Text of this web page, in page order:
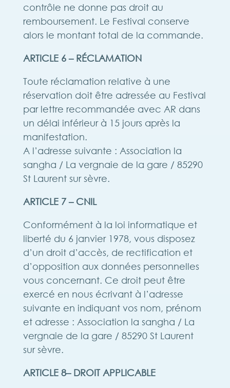
contrôle ne donne pas droit au
remboursement. Le Festival conserve
alors le montant total de la commande.
ARTICLE 6 – RÉCLAMATION
Toute réclamation relative à une
réservation doit être adressée au Festival
par lettre recommandée avec AR dans
un délai inférieur à 15 jours après la
manifestation.
A l’adresse suivante : Association la
sangha / La vergnaie de la gare / 85290
St Laurent sur sèvre.
ARTICLE 7 – CNIL
Conformément à la loi informatique et
liberté du 6 janvier 1978, vous disposez
d’un droit d’accès, de rectification et
d’opposition aux données personnelles
vous concernant. Ce droit peut être
exercé en nous écrivant à l’adresse
suivante en indiquant vos nom, prénom
et adresse : Association la sangha / La
vergnaie de la gare / 85290 St Laurent
sur sèvre.
ARTICLE 8– DROIT APPLICABLE